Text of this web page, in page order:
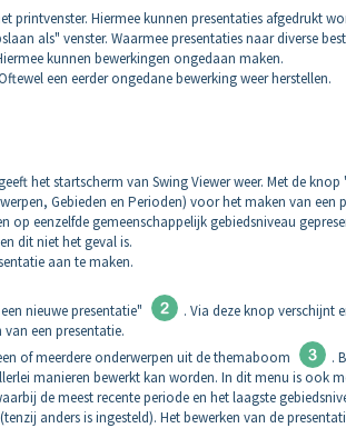
printvenster. Hiermee kunnen presentaties afgedrukt
als" venster. Waarmee presentaties naar diverse
kunnen bewerkingen ongedaan maken.
een eerder ongedane bewerking weer herstellen.
het startscherm van Swing Viewer weer. Met de knop
Gebieden en Perioden) voor het maken van een
op eenzelfde gemeenschappelijk gebiedsniveau
dit niet het geval is.
aan te maken.
nieuwe presentatie"
. Via deze knop verschijnt
een presentatie.
of meerdere onderwerpen uit de themaboom
.
manieren bewerkt kan worden. In dit menu is ook
de meest recente periode en het laagste
anders is ingesteld). Het bewerken van de